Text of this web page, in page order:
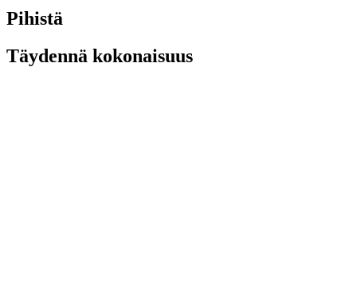
Pihistä
Täydennä kokonaisuus